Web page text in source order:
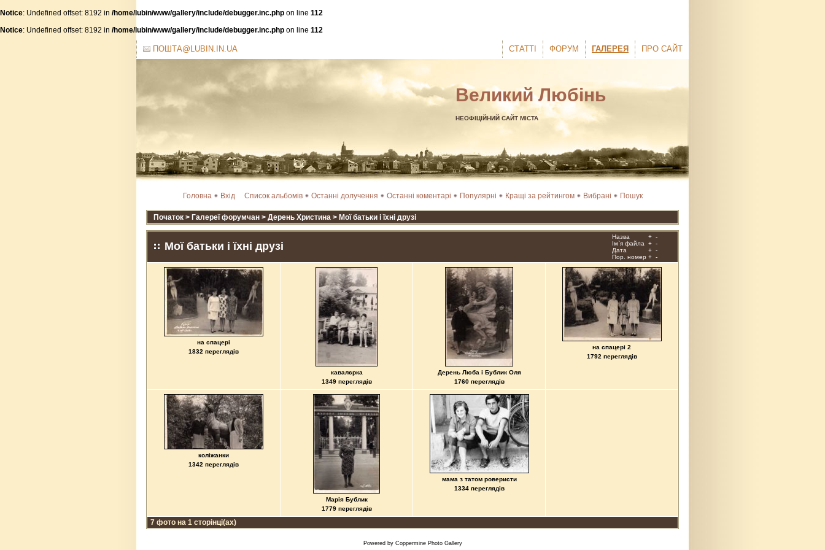
Notice: Undefined offset: 8192 in /home/lubin/www/gallery/include/debugger.inc.php on line 112
Notice: Undefined offset: 8192 in /home/lubin/www/gallery/include/debugger.inc.php on line 112
ПРО САЙТ
ГАЛЕРЕЯ
ФОРУМ
СТАТТІ
ПОШТА@LUBIN.IN.UA
Великий Любінь
НЕОФІЦІЙНИЙ САЙТ МІСТА
Головна Вхід Список альбомів Останні долучення Останні коментарі Популярні Кращі за рейтингом Вибрані Пошук
Початок > Галереї форумчан > Дерень Христина > Мої батьки і їхні друзі
Мої батьки і їхні друзі
Назва + -
Ім`я файла
+ -
Дата
+ -
Пор. номер + -
на спацері
1832 переглядів
кавалєрка
1349 переглядів
Дерень Люба і Бублик Оля
1760 переглядів
на спацері 2
1792 переглядів
коліжанки
1342 переглядів
Марія Бублик
1779 переглядів
мама з татом роверисти
1334 переглядів
7 фото на 1 сторінці(ах)
Powered by Coppermine Photo Gallery